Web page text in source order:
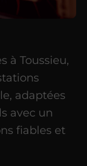
à Toussieu,
adaptées
avec un
fiables et